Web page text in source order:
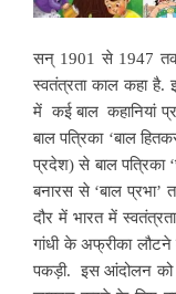
सन् 1901 से 1947 तक
स्वतंत्रता काल कहा है.
में कई बाल कहानियां
बाल पत्रिका ‘बाल
प्रदेश) से बाल पत्रिका
बनारस से ‘बाल प्रभा’
दौर में भारत में
गांधी के अफ्रीका
पकड़ी. इस आंदोलन को